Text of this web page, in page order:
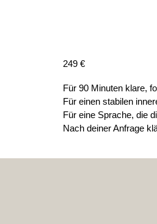
249 €
Für 90 Minuten klare,
Für einen stabilen
Für eine Sprache, die
Nach deiner Anfrage